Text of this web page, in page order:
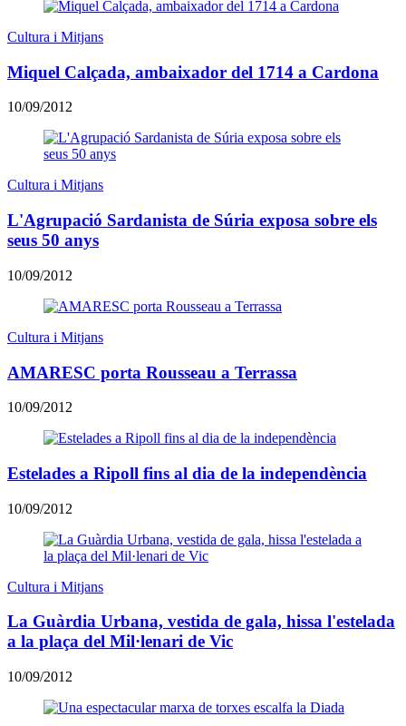
Cultura i Mitjans
Miquel Calçada, ambaixador del 1714 a Cardona
10/09/2012
Cultura i Mitjans
L'Agrupació Sardanista de Súria exposa sobre els
seus 50 anys
10/09/2012
Cultura i Mitjans
AMARESC porta Rousseau a Terrassa
10/09/2012
Estelades a Ripoll fins al dia de la independència
10/09/2012
Cultura i Mitjans
La Guàrdia Urbana, vestida de gala, hissa l'estelada
a la plaça del Mil·lenari de Vic
10/09/2012